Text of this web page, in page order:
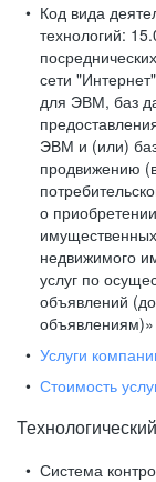
Код вида
технологий:
сети
для ЭВМ, баз
ЭВМ и (или)
продвижению
о
недвижимого
услуг по
объявлений
объявлениям)»
Услуги
Стоимость
Система